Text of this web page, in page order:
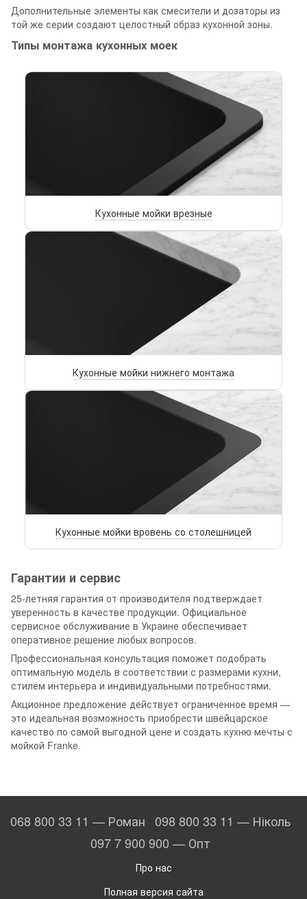
Дополнительные элементы как смесители и дозаторы из
той же серии создают целостный образ кухонной зоны.
Типы монтажа кухонных моек
Кухонные мойки врезные
Кухонные мойки нижнего монтажа
Кухонные мойки вровень со столешницей
Гарантии и сервис
25-летняя гарантия от производителя подтверждает
уверенность в качестве продукции. Официальное
сервисное обслуживание в Украине обеспечивает
оперативное решение любых вопросов.
Профессиональная консультация поможет подобрать
оптимальную модель в соответствии с размерами кухни,
стилем интерьера и индивидуальными потребностями.
Акционное предложение действует ограниченное время —
это идеальная возможность приобрести швейцарское
качество по самой выгодной цене и создать кухню мечты с
мойкой Franke.
068 800 33 11 — Роман 098 800 33 11 — Ніколь
097 7 900 900 — Опт
Про нас
Полная версия сайта